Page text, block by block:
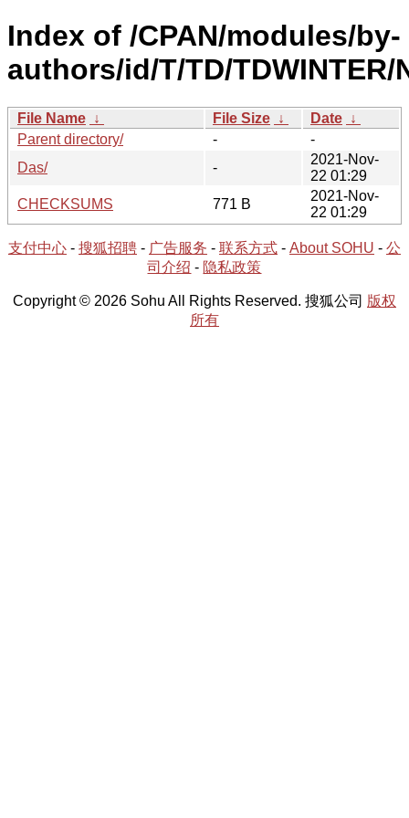
Index of /CPAN/modules/by-
authors/id/T/TD/TDWINTER/
File Name ↓ File Size ↓ Date ↓
Parent directory/
-
-
Das/
-
2021-Nov-
22 01:29
CHECKSUMS
771 B
2021-Nov-
22 01:29
支付中心 - 搜狐招聘 - 广告服务 - 联系方式 - About SOHU - 公
司介绍 - 隐私政策
Copyright © 2026 Sohu All Rights Reserved. 搜狐公司 版权
所有